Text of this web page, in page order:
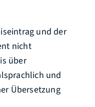
und der
nicht
über
und
Übersetzung